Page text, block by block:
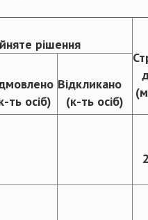
рішення
ть осіб)
Відкликано
(к-ть осіб)